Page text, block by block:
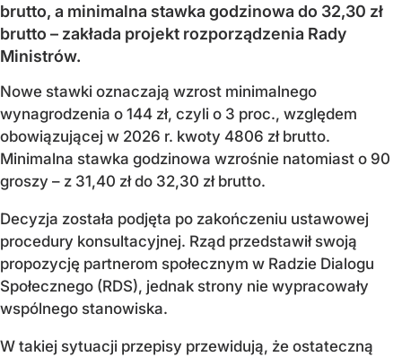
brutto, a minimalna stawka godzinowa do 32,30 zł
brutto – zakłada projekt rozporządzenia Rady
Ministrów.
Nowe stawki oznaczają wzrost minimalnego
wynagrodzenia o 144 zł, czyli o 3 proc., względem
obowiązującej w 2026 r. kwoty 4806 zł brutto.
Minimalna stawka godzinowa wzrośnie natomiast o 90
groszy – z 31,40 zł do 32,30 zł brutto.
Decyzja została podjęta po zakończeniu ustawowej
procedury konsultacyjnej. Rząd przedstawił swoją
propozycję partnerom społecznym w Radzie Dialogu
Społecznego (RDS), jednak strony nie wypracowały
wspólnego stanowiska.
W takiej sytuacji przepisy przewidują, że ostateczną